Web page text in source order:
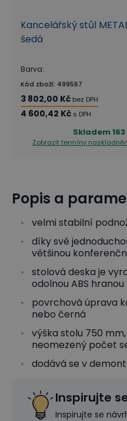
Kancelářský stůl
šedá
Barva:
Kód zboží: 499567
3 802,00 Kč bez DPH
4 600,42 Kč s DPH
Skladem
Zobrazit termíny
Popis a
velmi stabilní
díky své
většinou
stolová deska je
odolnou ABS hranou
povrchová úprava
nebo černá
výška stolu 750
neomezený počet
dodává se v
Inspirujte
Inspirujte se